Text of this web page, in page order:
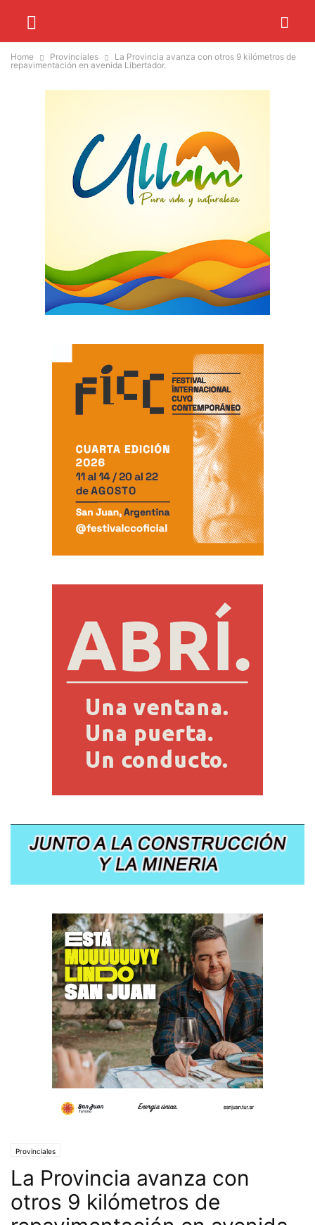
Home Provinciales
La Provincia avanza con otros 9 kilómetros de
repavimentación en avenida Libertador.
Provinciales
La Provincia avanza con
otros 9 kilómetros de